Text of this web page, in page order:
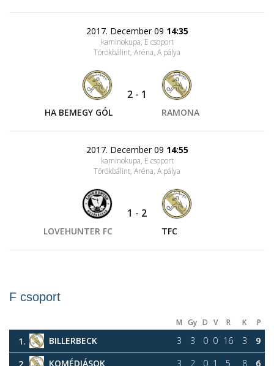
2017. December 09 14:35
kaminokupa, E csoport
Törökbálint, Aréna, A pálya
HA BEMEGY GÓL
2 - 1
RAMONA
2017. December 09 14:55
kaminokupa, E csoport
Törökbálint, Aréna, A pálya
LOVEHUNTER FC
1 - 2
TFC
F csoport
M Gy D V R K P
1. BILLERBECK 3 3 0 0 16 3
9
2.
KOMÉDIÁSOK 3 2 0 1 5 8
6